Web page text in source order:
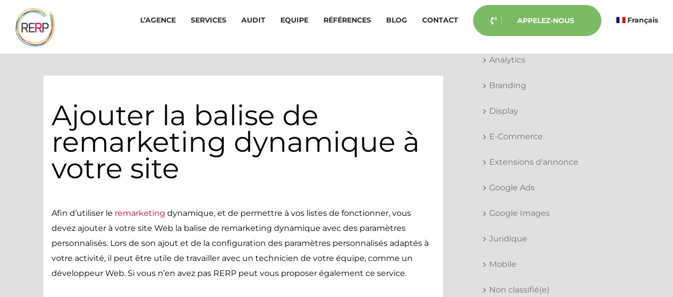
contenu
L’AGENCE SERVICES AUDIT EQUIPE RÉFÉRENCES BLOG CONTACT APPELEZ-NOUS Français
Ajouter la balise de
remarketing dynamique à
votre site
Afin d’utiliser le remarketing dynamique, et de permettre à vos listes de fonctionner, vous
devez ajouter à votre site Web la balise de remarketing dynamique avec des paramètres
personnalisés. Lors de son ajout et de la configuration des paramètres personnalisés adaptés à
votre activité, il peut être utile de travailler avec un technicien de votre équipe, comme un
développeur Web. Si vous n’en avez pas RERP peut vous proposer également ce service.
Analytics
Branding
Display
E-Commerce
Extensions d'annonce
Google Ads
Google Images
Juridique
Mobile
Non classifié(e)